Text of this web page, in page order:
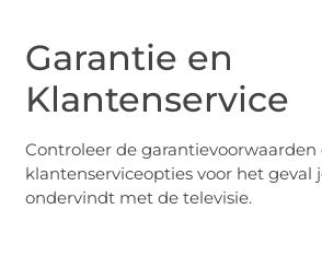
Garantie en
Klantenservice
Controleer de garantievoorwaarden
klantenserviceopties voor het geval
ondervindt met de televisie.